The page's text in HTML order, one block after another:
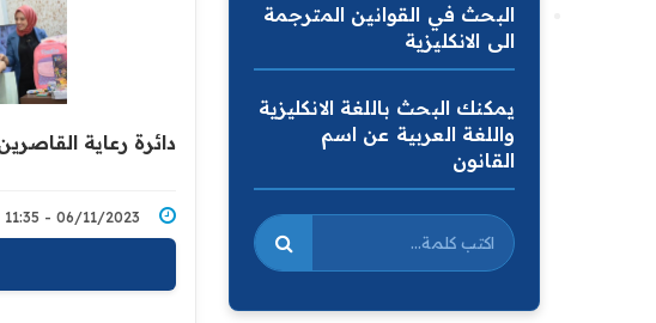
دائرة رعاية
06/11/2023 - 11:35 صباحًا
البحث في القوانين المترجمة
الى الانكليزية
يمكنك البحث باللغة الانكليزية
واللغة العربية عن اسم
القانون